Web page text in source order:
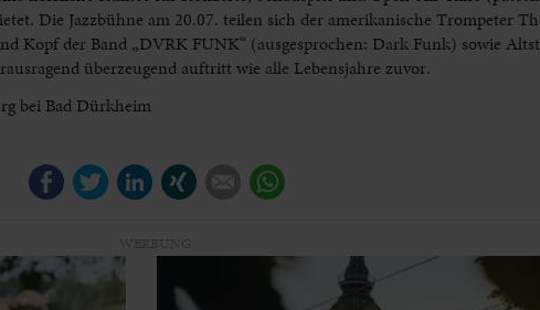
Die Jazzbühne am 20.07. teilen sich der amerikanische Trompeter
Kopf der Band „DVRK FUNK“ (ausgesprochen: Dark Funk) sowie
überzeugend auftritt wie alle Lebensjahre zuvor.
bei Bad Dürkheim
FacebookTwitterLinkedIn E-mail